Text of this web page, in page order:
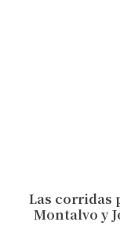
Las corridas
Montalvo y